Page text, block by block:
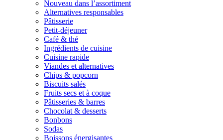
Nouveau dans l’assortiment
Alternatives responsables
Pâtisserie
Petit-déjeuner
Café & thé
Ingrédients de cuisine
Cuisine rapide
Viandes et alternatives
Chips & popcorn
Biscuits salés
Fruits secs et à coque
Pâtisseries & barres
Chocolat & desserts
Bonbons
Sodas
Boissons énergisantes